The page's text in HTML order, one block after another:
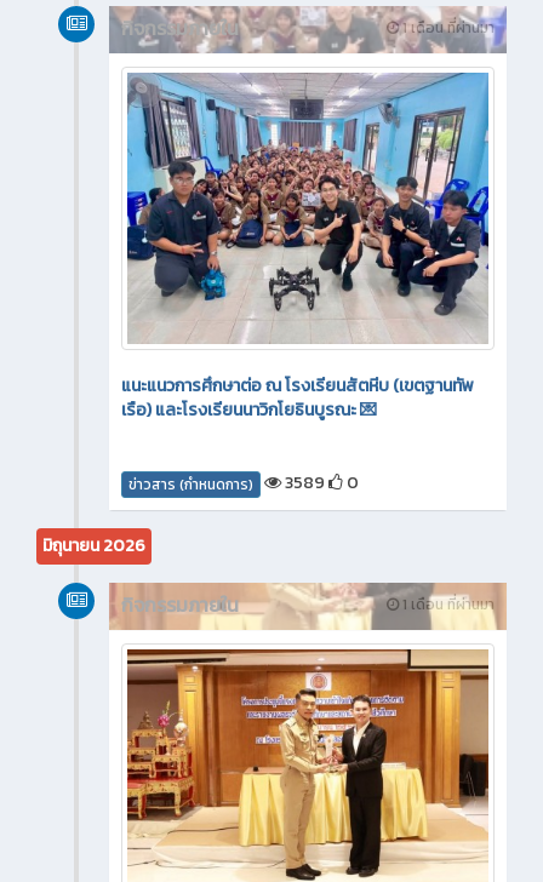
1 เดือน ที่ผ่านมา
กิจกรรมภายใน
แนะแนวการศึกษาต่อ ณ โรงเรียนสัตหีบ (เขตฐานทัพ
เรือ) และโรงเรียนนาวิกโยธินบูรณะ 💌
ข่าวสาร (กำหนดการ) 3589 0
มิถุนายน 2026
1 เดือน ที่ผ่านมา
กิจกรรมภายใน